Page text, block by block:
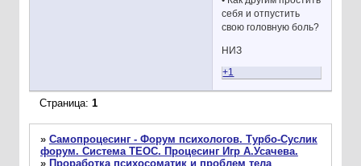
себя и отпустить
свою головную боль?
НИЗ
+1
Страница: 1
» Самопроцесинг - Форум психологов. Турбо-Суслик
форум. Система ТЕОС. Процесинг Игр А.Усачева.
» Проработка психосоматик и проблем тела